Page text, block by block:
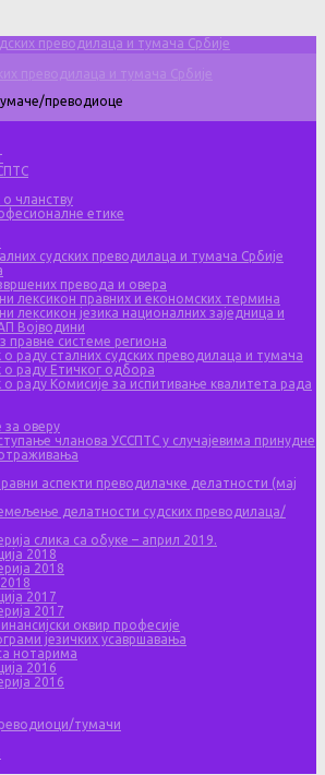
преводилаца и тумача Србије
преводиоце
чланству
етике
судских преводилаца и тумача Србије
превода и овера
лексикон правних и економских термина
лексикон језика националних заједница и
Војводини
правне системе региона
о раду сталних судских преводилаца и тумача
о раду Етичког одбора
о раду Комисије за испитивање квалитета рада
за оверу
чланова УССПТС у случајевима принудне
аспекти преводилачке делатности (мај
делатности судских преводилаца/
слика са обуке – април 2019.
2018
2018
2017
2017
оквир професије
језичких усавршавања
нотарима
2016
2016
тумачи